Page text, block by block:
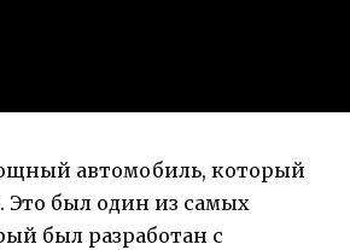
автомобиль, который
Это был один из самых
был разработан с